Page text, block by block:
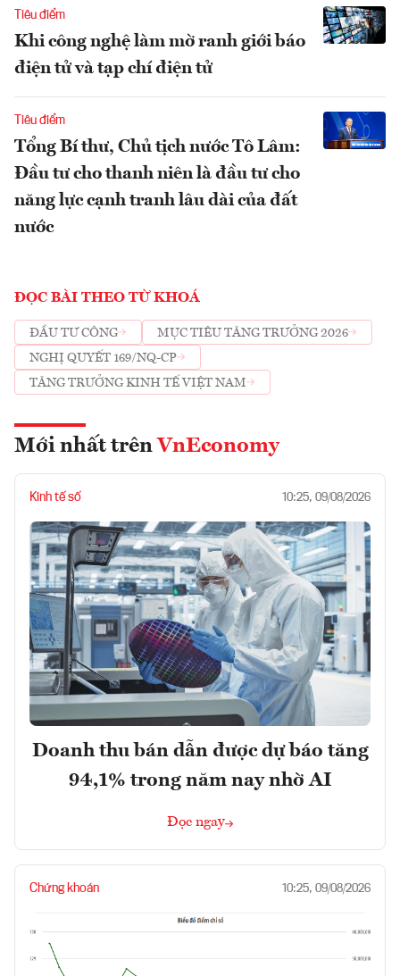
Tiêu điểm
Khi công nghệ làm mờ ranh giới báo
điện tử và tạp chí điện tử
Tiêu điểm
Tổng Bí thư, Chủ tịch nước Tô Lâm:
Đầu tư cho thanh niên là đầu tư cho
năng lực cạnh tranh lâu dài của đất
nước
ĐỌC BÀI THEO TỪ KHOÁ
ĐẦU TƯ CÔNG
MỤC TIÊU TĂNG TRƯỞNG 2026
NGHỊ QUYẾT 169/NQ-CP
TĂNG TRƯỞNG KINH TẾ VIỆT NAM
Mới nhất trên VnEconomy
Kinh tế số 10:25, 09/08/2026
Doanh thu bán dẫn được dự báo tăng
94,1% trong năm nay nhờ AI
Đọc ngay
Chứng khoán 10:25, 09/08/2026